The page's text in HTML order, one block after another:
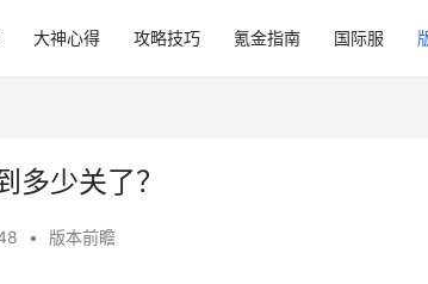
大神心得 攻略技巧 氪金指南 国际服
多少关了？
• 版本前瞻